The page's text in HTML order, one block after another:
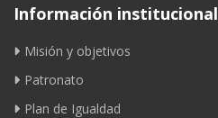
Información institucional
Misión y objetivos
Patronato
Plan de Igualdad